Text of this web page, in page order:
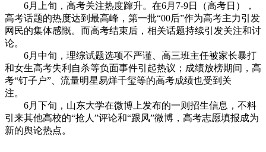
6月上旬，高考关注热度蹿升。在6月7-9日（高考日），
高考话题的热度达到最高峰，第一批“00后”作为高考主力引发
网民的集体感慨。而高考结束后，相关话题持续引发关注和讨
论。
6月中旬，理综试题选项不严谨、高三班主任被家长暴打
和女生高考失利自杀等负面事件引起热议；成绩放榜期间，高
考“钉子户”、流量明星易烊千玺等的高考成绩也受到关
注。
6月下旬，山东大学在微博上发布的一则招生信息，不料
引来其他高校的“抢人”评论和“跟风”微博，高考志愿填报成为
新的舆论热点。